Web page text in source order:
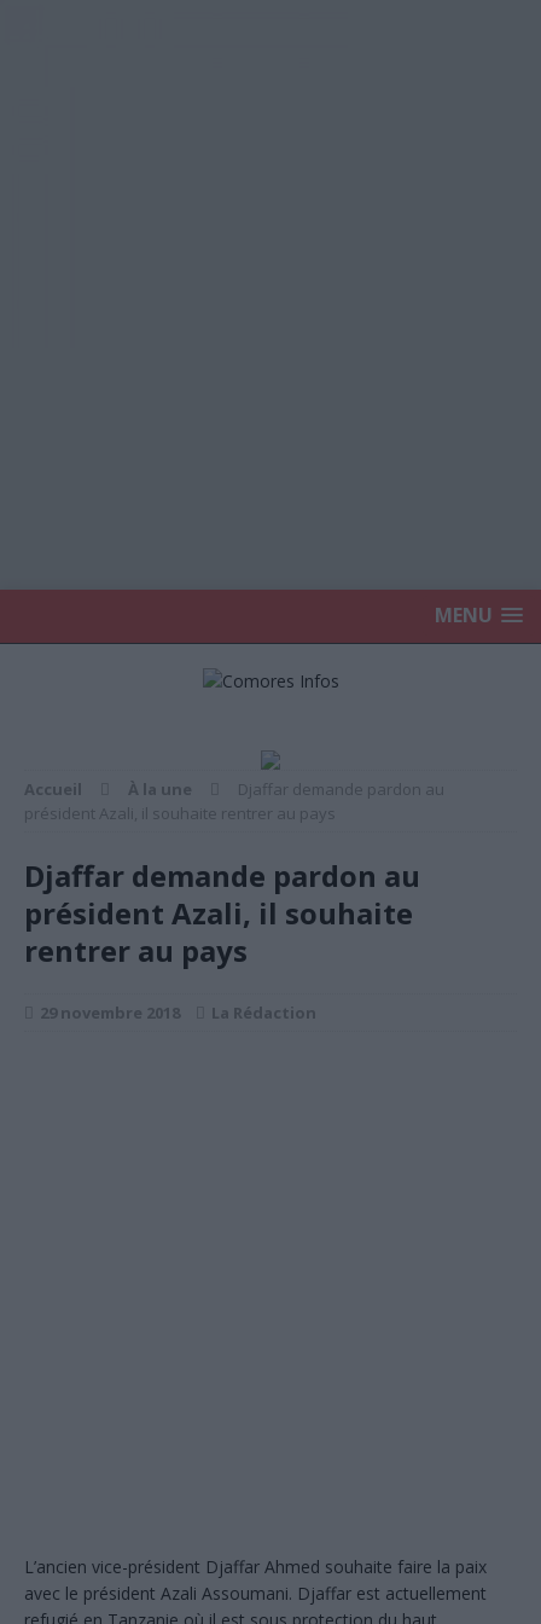
MENU
Accueil À la une
Djaffar demande pardon au
président Azali, il souhaite rentrer au pays
Djaffar demande pardon au
président Azali, il souhaite
rentrer au pays
29 novembre 2018 La Rédaction
L’ancien vice-président Djaffar Ahmed souhaite faire la paix
avec le président Azali Assoumani. Djaffar est actuellement